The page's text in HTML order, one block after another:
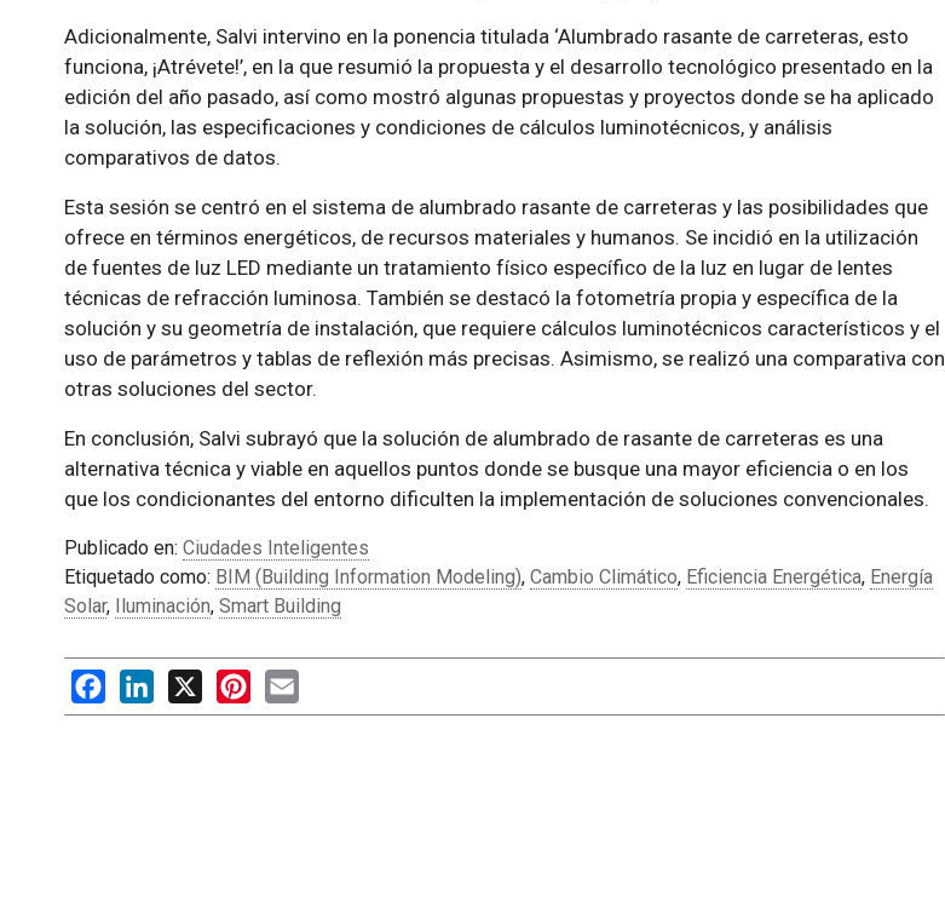
Adicionalmente, Salvi intervino en la ponencia titulada ‘Alumbrado rasante de carreteras, esto
funciona, ¡Atrévete!’, en la que resumió la propuesta y el desarrollo tecnológico presentado en la
edición del año pasado, así como mostró algunas propuestas y proyectos donde se ha aplicado
la solución, las especificaciones y condiciones de cálculos luminotécnicos, y análisis
comparativos de datos.
Esta sesión se centró en el sistema de alumbrado rasante de carreteras y las posibilidades que
ofrece en términos energéticos, de recursos materiales y humanos. Se incidió en la utilización
de fuentes de luz LED mediante un tratamiento físico específico de la luz en lugar de lentes
técnicas de refracción luminosa. También se destacó la fotometría propia y específica de la
solución y su geometría de instalación, que requiere cálculos luminotécnicos característicos y el
uso de parámetros y tablas de reflexión más precisas. Asimismo, se realizó una comparativa con
otras soluciones del sector.
En conclusión, Salvi subrayó que la solución de alumbrado de rasante de carreteras es una
alternativa técnica y viable en aquellos puntos donde se busque una mayor eficiencia o en los
que los condicionantes del entorno dificulten la implementación de soluciones convencionales.
Publicado en: Ciudades Inteligentes
Etiquetado como: BIM (Building Information Modeling), Cambio Climático, Eficiencia Energética, Energía
Solar, Iluminación, Smart Building
FacebookLinkedIn
X PinterestEmail